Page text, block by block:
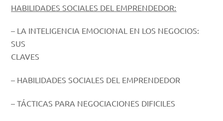
HABILIDADES SOCIALES DEL EMPRENDEDOR:
– LA INTELIGENCIA EMOCIONAL EN LOS NEGOCIOS:
SUS
CLAVES
– HABILIDADES SOCIALES DEL EMPRENDEDOR
– TÁCTICAS PARA NEGOCIACIONES DIFICILES